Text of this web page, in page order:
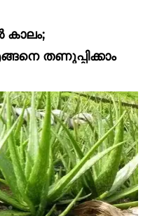
കാലം;
തണുപ്പിക്കാം